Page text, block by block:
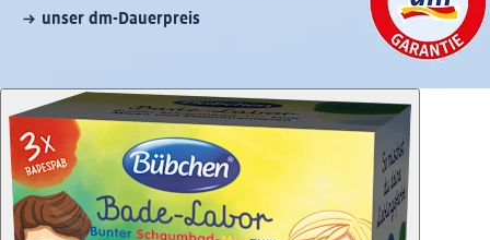
unser dm-Dauerpreis